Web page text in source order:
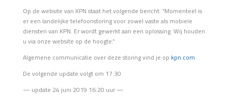
Op de website van KPN staat het volgende bericht: “Momenteel is
er een landelijke telefoonstoring voor zowel vaste als mobiele
diensten van KPN. Er wordt gewerkt aan een oplossing. Wij houden
u via onze website op de hoogte.”
Algemene communicatie over deze storing vind je op kpn.com
De volgende update volgt om 17:30
— update 24 juni 2019 16:20 uur —